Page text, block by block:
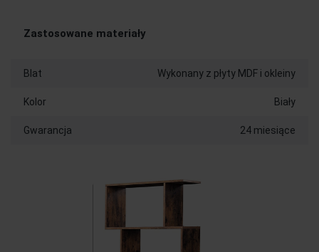
Zastosowane materiały
Blat Wykonany z płyty MDF i okleiny
Kolor Biały
Gwarancja 24 miesiące